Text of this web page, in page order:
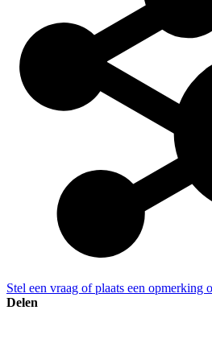
Stel een vraag of plaats een opmerking
Delen